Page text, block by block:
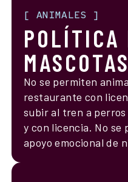
[ ANIMALES ]
POLÍTICA
MASCOTAS
No se permiten
restaurante con
subir al tren a
y con licencia. No se
apoyo emocional de